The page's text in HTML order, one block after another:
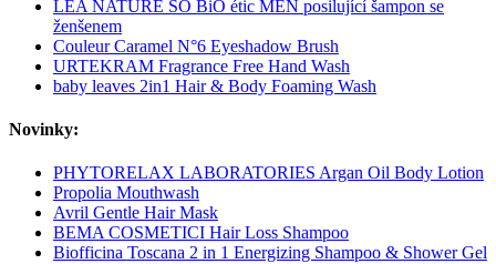
LÉA NATURE SO BiO étic MEN posilující šampon se
ženšenem
Couleur Caramel N°6 Eyeshadow Brush
URTEKRAM Fragrance Free Hand Wash
baby leaves 2in1 Hair & Body Foaming Wash
Novinky:
PHYTORELAX LABORATORIES Argan Oil Body Lotion
Propolia Mouthwash
Avril Gentle Hair Mask
BEMA COSMETICI Hair Loss Shampoo
Biofficina Toscana 2 in 1 Energizing Shampoo & Shower Gel